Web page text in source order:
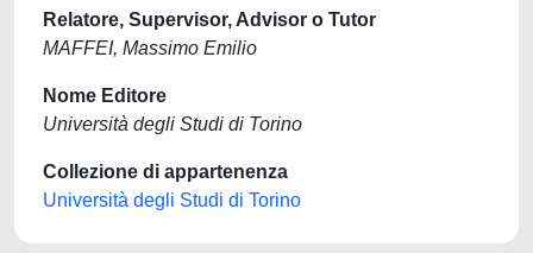
Relatore, Supervisor, Advisor o Tutor
MAFFEI, Massimo Emilio
Nome Editore
Università degli Studi di Torino
Collezione di appartenenza
Università degli Studi di Torino